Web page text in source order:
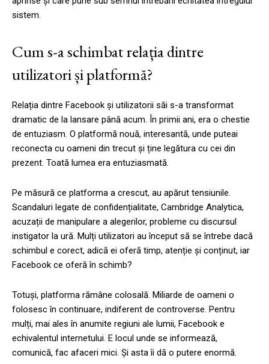
sistem.
Cum s-a schimbat relația dintre
utilizatori și platformă?
Relația dintre Facebook și utilizatorii săi s-a transformat
dramatic de la lansare până acum. În primii ani, era o chestie
de entuziasm. O platformă nouă, interesantă, unde puteai
reconecta cu oameni din trecut și ține legătura cu cei din
prezent. Toată lumea era entuziasmată.
Pe măsură ce platforma a crescut, au apărut tensiunile.
Scandaluri legate de confidențialitate, Cambridge Analytica,
acuzații de manipulare a alegerilor, probleme cu discursul
instigator la ură. Mulți utilizatori au început să se întrebe dacă
schimbul e corect, adică ei oferă timp, atenție și conținut, iar
Facebook ce oferă în schimb?
Totuși, platforma rămâne colosală. Miliarde de oameni o
folosesc în continuare, indiferent de controverse. Pentru
mulți, mai ales în anumite regiuni ale lumii, Facebook e
echivalentul internetului. E locul unde se informează,
comunică, fac afaceri mici. Și asta îi dă o putere enormă.